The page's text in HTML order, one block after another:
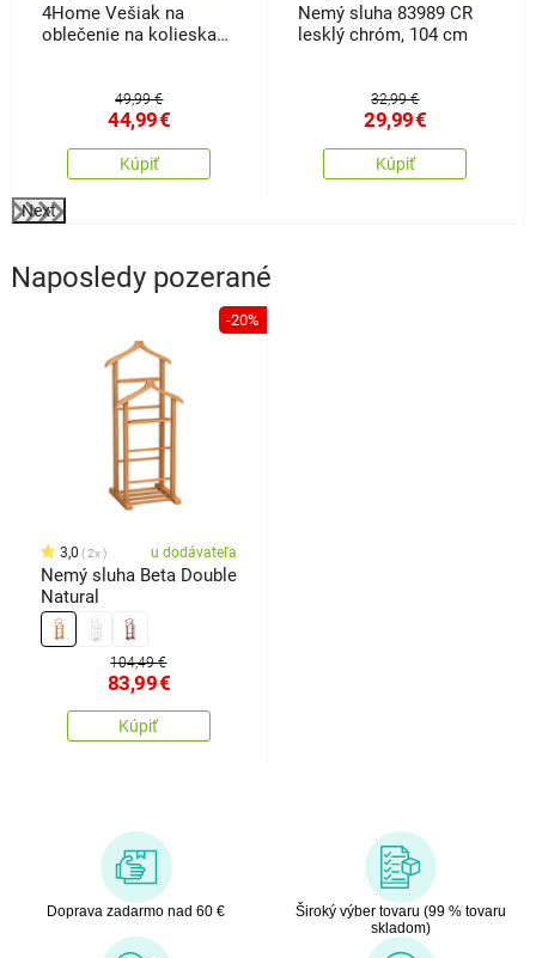
4Home Vešiak na
oblečenie na kolieskach
49,99 €
44,99€
Kúpiť
Nemý sluha 83989 CR
lesklý chróm, 104 cm
32,99 €
29,99€
Kúpiť
Next
Naposledy pozerané
-20%
3,0 2x u dodávateľa
Nemý sluha Beta Double
Natural
104,49 €
83,99€
Kúpiť
Doprava zadarmo nad 60 €
Široký výber tovaru (99 % tovaru
skladom)